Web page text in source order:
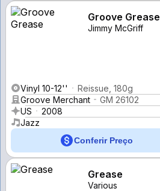
Groove Grease
Jimmy McGriff
Vinyl 10-12''
Reissue, 180g
Groove Merchant
GM 26102
US
2008
Jazz
Conferir Preço
Grease
Various